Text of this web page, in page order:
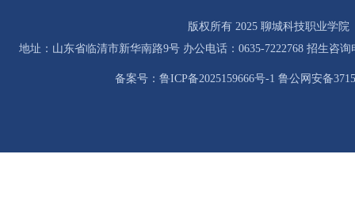
版权所有 2025 聊城科技职业学院
地址：山东省临清市新华南路9号 办公电话：0635-7222768 招生咨询
备案号：鲁ICP备2025159666号-1 鲁公网安备